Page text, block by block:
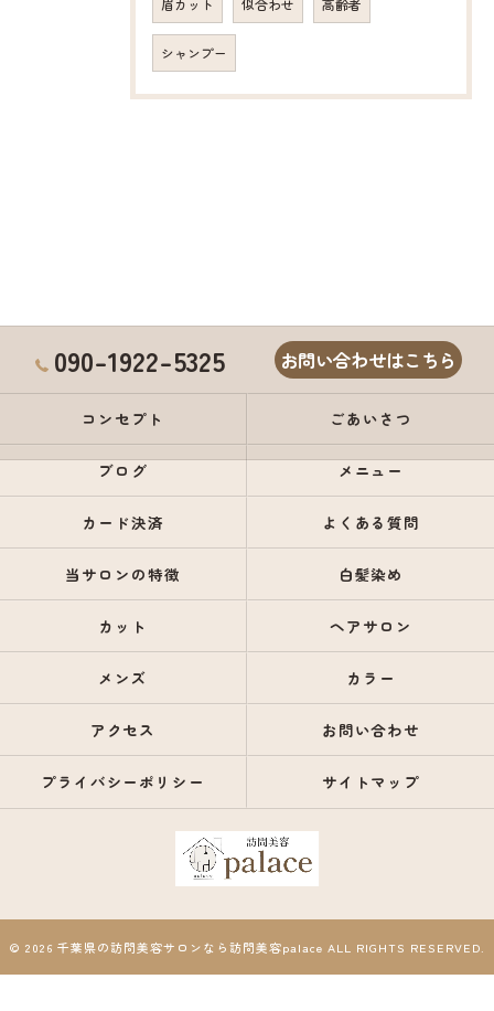
眉カット 似合わせ 高齢者
シャンプー
090-1922-5325 お問い合わせはこちら
コンセプト ごあいさつ
ブログ メニュー
カード決済 よくある質問
当サロンの特徴 白髪染め
カット ヘアサロン
メンズ カラー
アクセス お問い合わせ
プライバシーポリシー サイトマップ
© 2026 千葉県の訪問美容サロンなら訪問美容palace ALL RIGHTS RESERVED.